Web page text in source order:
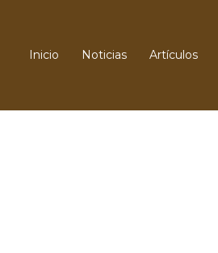
Inicio Noticias Artículos